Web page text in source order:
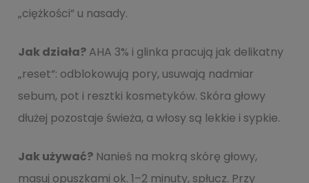
„ciężkości” u nasady.
Jak działa? AHA 3% i glinka pracują jak delikatny
„reset”: odblokowują pory, usuwają nadmiar
sebum, pot i resztki kosmetyków. Skóra głowy
dłużej pozostaje świeża, a włosy są lekkie i sypkie.
Jak używać? Nanieś na mokrą skórę głowy,
masuj opuszkami ok. 1–2 minuty, spłucz. Przy